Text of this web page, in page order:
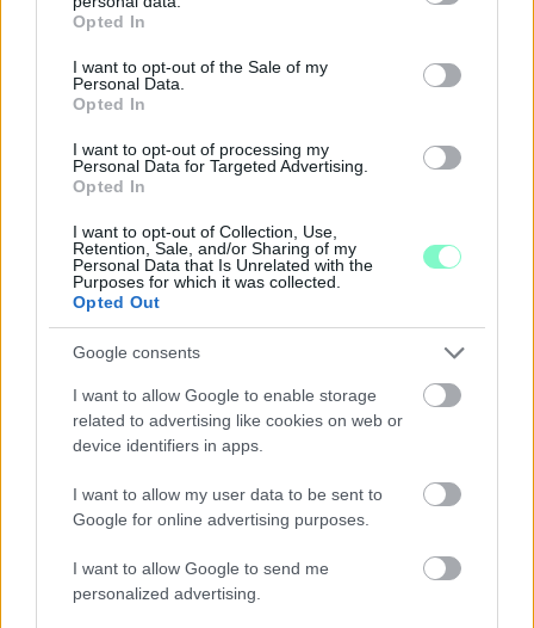
grant or deny consent to Google and its third-party tags to
use your data for below specified purposes in below Google
consent section.
Opted In
I want to opt-out of the Sale of my
Personal Data.
Opted In
I want to opt-out of processing my
Personal Data for Targeted Advertising.
Opted In
I want to opt-out of Collection, Use,
Retention, Sale, and/or Sharing of my
Personal Data that Is Unrelated with the
Purposes for which it was collected.
Opted Out
Google consents
I want to allow Google to enable storage
related to advertising like cookies on web or
device identifiers in apps.
I want to allow my user data to be sent to
Google for online advertising purposes.
I want to allow Google to send me
personalized advertising.
Ingyenes programokkal és különleges kiállításokkal készülnek a
– Kőtár is díjmentesen látogatható.
CZUNYINÉ HARCA A GMAIL ÉS AZ ÖNKÉNY ELLEN
- LETILTOTTA A GOOGLE A VÉDVONAL LEVELEZŐ
FIÓKJÁT